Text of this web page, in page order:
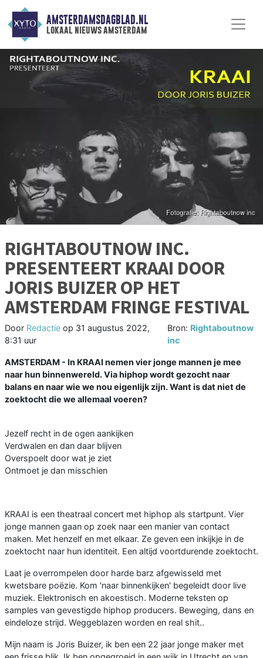
AMSTERDAMSDAGBLAD.NL
lokaal nieuws amsterdam
RIGHTABOUTNOW INC.
PRESENTEERT KRAAI DOOR
JORIS BUIZER OP HET
AMSTERDAM FRINGE FESTIVAL
Door Redactie op 31 augustus 2022,
8:31 uur
Bron: Rightaboutnow
inc
AMSTERDAM - In KRAAI nemen vier jonge mannen je mee
naar hun binnenwereld. Via hiphop wordt gezocht naar
balans en naar wie we nou eigenlijk zijn. Want is dat niet de
zoektocht die we allemaal voeren?
Jezelf recht in de ogen aankijken
Verdwalen en dan daar blijven
Overspoelt door wat je ziet
Ontmoet je dan misschien
KRAAI is een theatraal concert met hiphop als startpunt. Vier
jonge mannen gaan op zoek naar een manier van contact
maken. Met henzelf en met elkaar. Ze geven een inkijkje in de
zoektocht naar hun identiteit. Een altijd voortdurende zoektocht.
Laat je overrompelen door harde barz afgewisseld met
kwetsbare poëzie. Kom 'naar binnenkijken' begeleidt door live
muziek. Elektronisch en akoestisch. Moderne teksten op
samples van gevestigde hiphop producers. Beweging, dans en
eindeloze strijd. Weggeblazen worden en real shit..
Mijn naam is Joris Buizer, ik ben een 22 jaar jonge maker met